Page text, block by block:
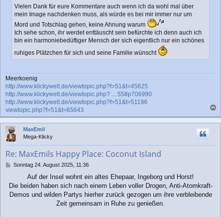
Vielen Dank für eure Kommentare auch wenn ich da wohl mal über
mein Image nachdenken muss, als würde es bei mir immer nur um
Mord und Totschlag gehen, keine Ahnung warum
Ich sehe schon, ihr werdet enttäuscht sein befürchte ich denn auch ich
bin ein harmoniebedüftiger Mensch der sich eigentlich nur ein schönes
ruhiges Plätzchen für sich und seine Familie wünscht
Meerkoenig
http://www.klickywelt.de/viewtopic.php?f=51&t=45625
http://www.klickywelt.de/viewtopic.php? ... 55#p706990
http://www.klickywelt.de/viewtopic.php?f=51&t=51196
viewtopic.php?f=51&t=65643
a
c
MaxEmil
Mega-Klicky
Re: MaxEmils Happy Place: Coconut Island
B
t
r
Sonntag 24. August 2025, 11:36
Auf der Insel wohnt ein altes Ehepaar, Ingeborg und Horst!
Die beiden haben sich nach einem Leben voller Drogen, Anti-Atomkraft-
Demos und wilden Partys hierher zurück gezogen um ihre verbleibende
Zeit gemeinsam in Ruhe zu genießen.